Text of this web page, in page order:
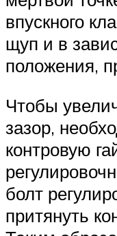
впускного
щуп и в
положения,
Чтобы
зазор,
контровую
болт
притянуть